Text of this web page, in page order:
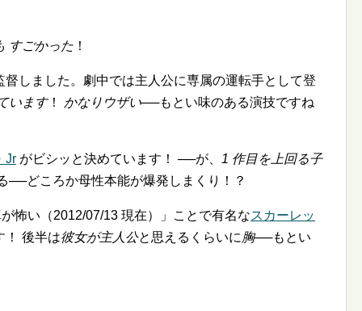
すごかった ！
督しました。劇中では主人公に専属の運転手として登
います！ かなりウザい──もとい味のある演技ですね
Jr がビシッと決めています！ ──が、 1 作目を上回る子
──どころか母性本能が爆発しまくり！？
怖い（2012/07/13 現在）」ことで有名なスカーレッ
！ 後半は彼女が主人公と思えるくらいに 胸──もとい